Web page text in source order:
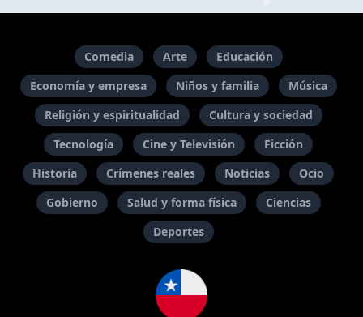
Comedia Arte
Educación
Economía y empresa
Niños y familia
Música
Religión y espiritualidad
Cultura y sociedad
Tecnología
Cine y Televisión
Ficción
Historia
Crímenes reales Noticias
Ocio
Gobierno
Salud y forma física
Ciencias
Deportes